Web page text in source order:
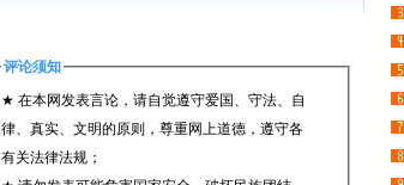
评论须知
★ 在本网发表言论，请自觉遵守爱国、守法、自
律、真实、文明的原则，尊重网上道德，遵守各
有关法律法规；